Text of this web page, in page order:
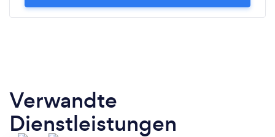
Verwandte
Dienstleistungen